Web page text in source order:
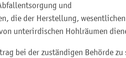
und
die der Herstellung,
unterirdischen Hohlräumen
bei der zuständigen Behörde zu